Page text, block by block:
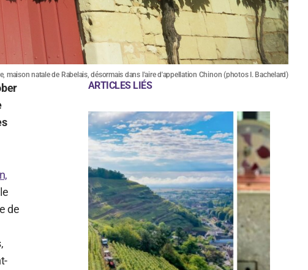
maison natale de Rabelais, désormais dans l'aire d'appellation Chinon (photos I. Bachelard)
de
ARTICLES LIÉS